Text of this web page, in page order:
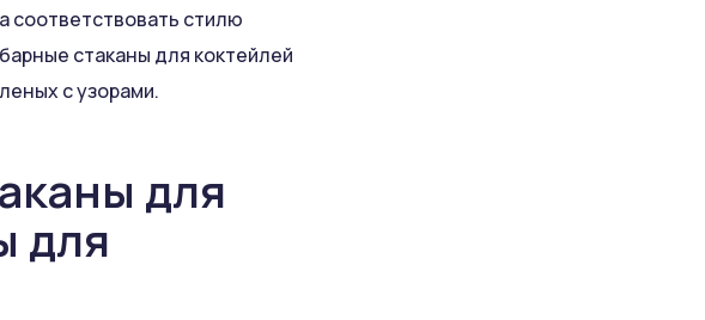
стилю
стаканы для коктейлей
с узорами.
для
для